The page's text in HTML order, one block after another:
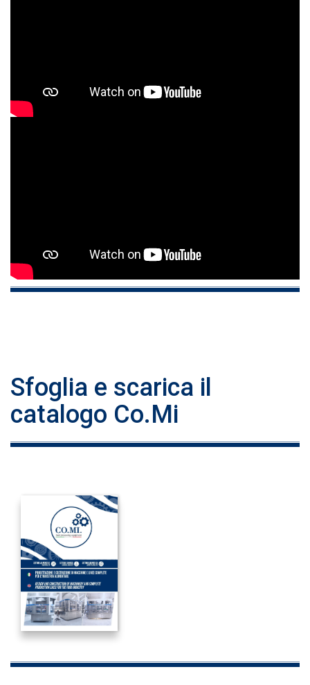
Sfoglia e scarica il
catalogo Co.Mi